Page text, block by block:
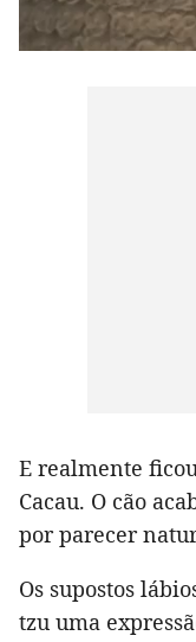
E realmente
Cacau. O cão
por parecer
Os supostos
tzu uma